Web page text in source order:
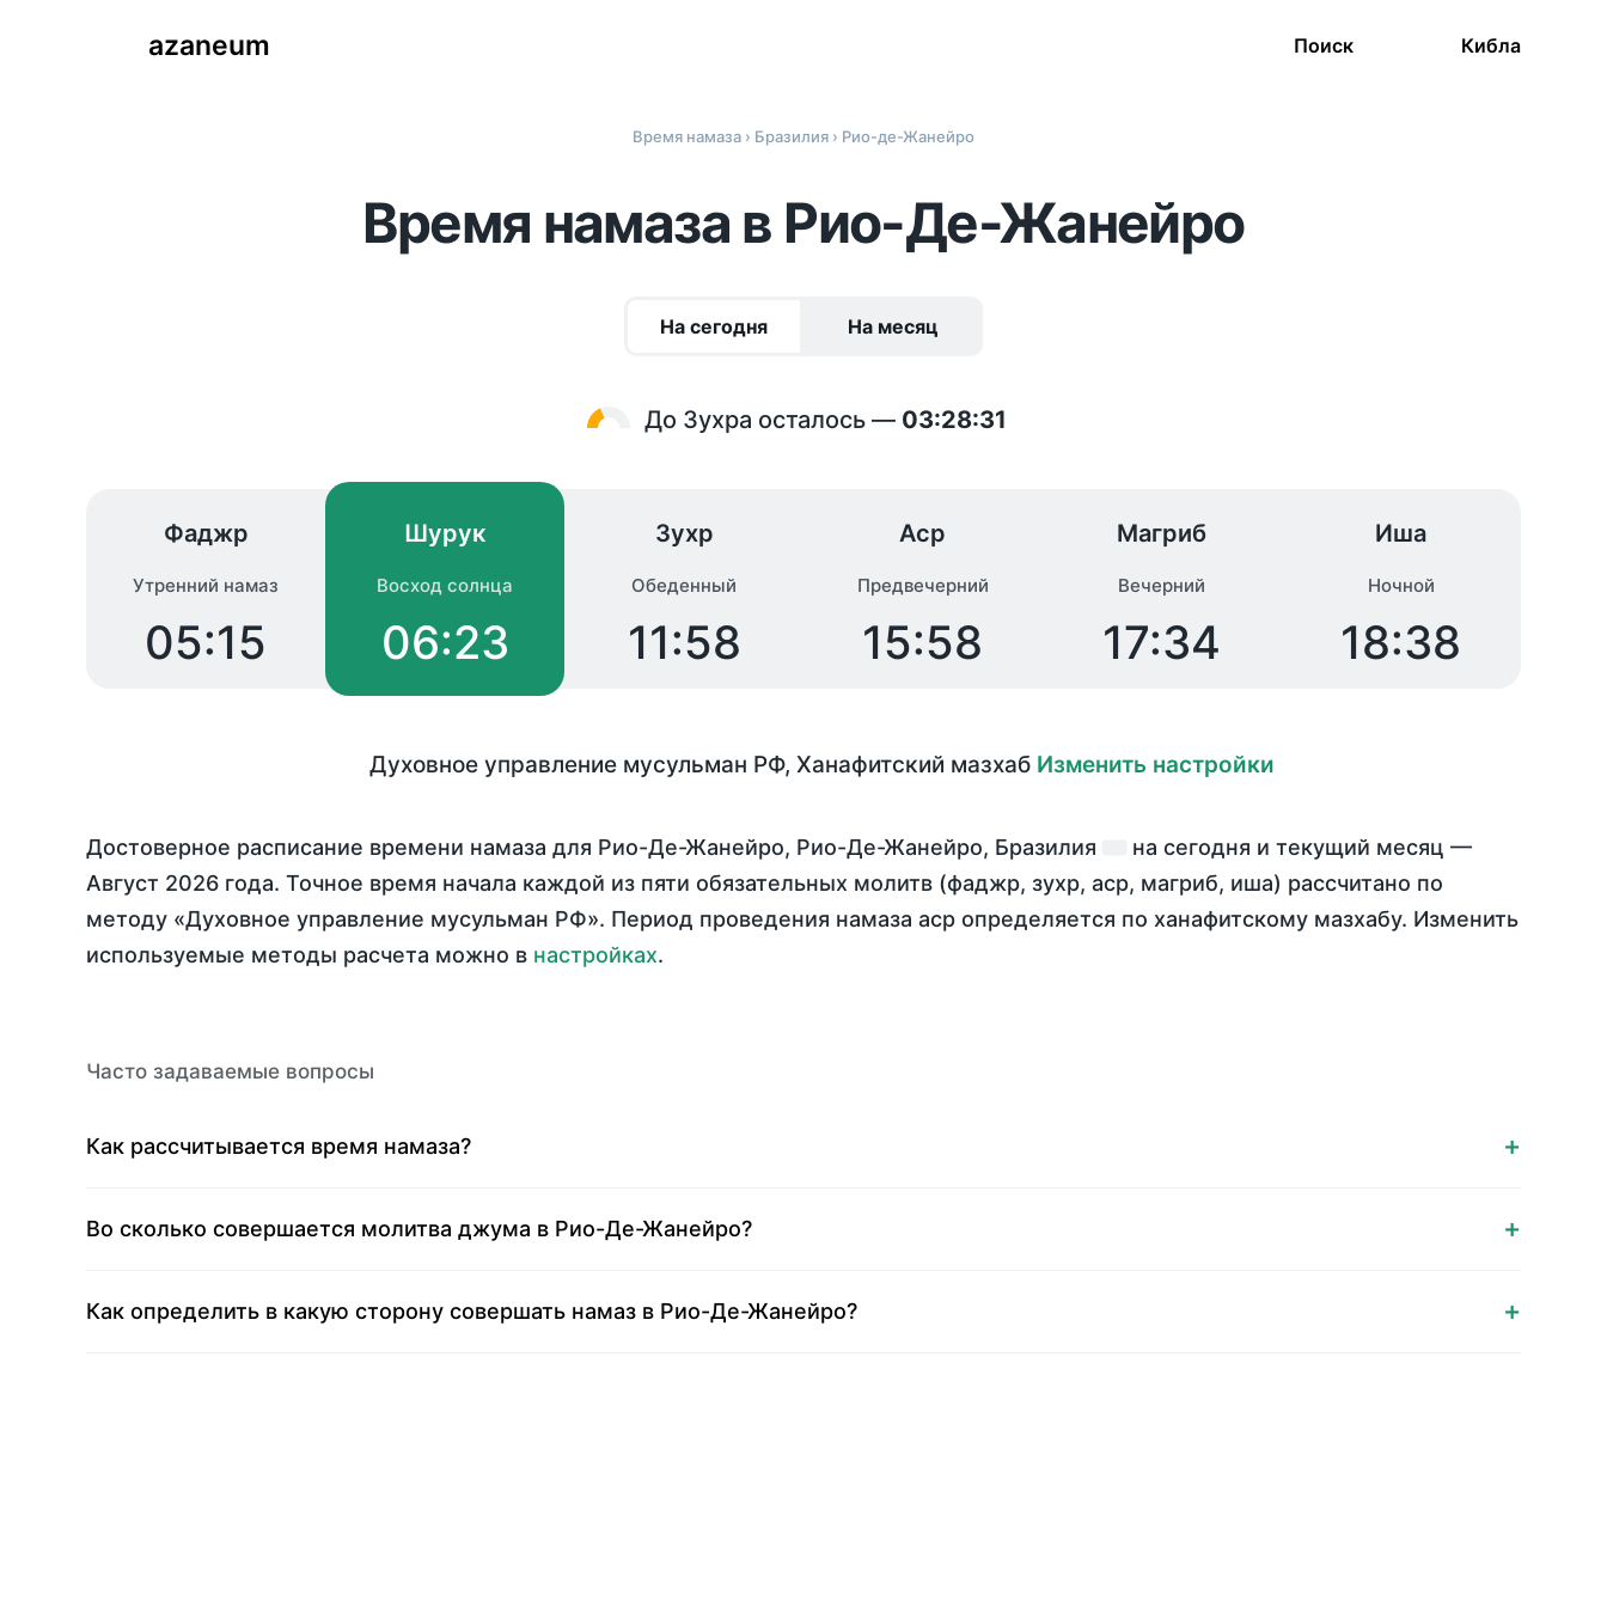
azaneum Поиск Кибла
Время намаза › Бразилия › Рио-де-Жанейро
Время намаза в Рио-Де-Жанейро
На сегодня На месяц
До Зухра осталось — 03:28:31
Фаджр
Утренний намаз
05:15
Шурук
Восход солнца
06:23
Зухр
Обеденный
11:58
Аср
Предвечерний
15:58
Магриб
Вечерний
17:34
Иша
Ночной
18:38
Духовное управление мусульман РФ, Ханафитский мазхаб Изменить настройки
Достоверное расписание времени намаза для Рио-Де-Жанейро, Рио-Де-Жанейро, Бразилия на сегодня и текущий месяц —
Август 2026 года. Точное время начала каждой из пяти обязательных молитв (фаджр, зухр, аср, магриб, иша) рассчитано по
методу «Духовное управление мусульман РФ». Период проведения намаза аср определяется по ханафитскому мазхабу. Изменить
используемые методы расчета можно в настройках.
Часто задаваемые вопросы
Как рассчитывается время намаза?
Во сколько совершается молитва джума в Рио-Де-Жанейро?
Как определить в какую сторону совершать намаз в Рио-Де-Жанейро?